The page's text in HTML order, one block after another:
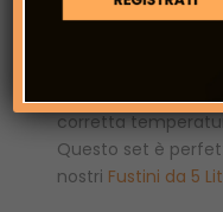
queste creazioni,
Bicchiere Pinta
Un bicchiere in
pensato per
corretta
Questo set è
nostri Fustini da 5